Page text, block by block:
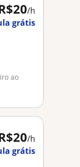
/h
grátis
ao
/h
grátis